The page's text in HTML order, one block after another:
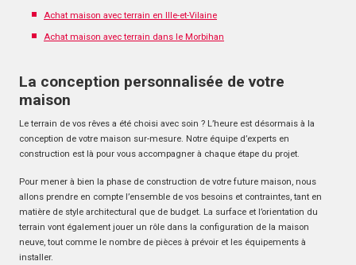
Achat maison avec terrain en Ille-et-Vilaine
Achat maison avec terrain dans le Morbihan
La conception personnalisée de votre
maison
Le terrain de vos rêves a été choisi avec soin ? L’heure est désormais à la
conception de votre maison sur-mesure. Notre équipe d’experts en
construction est là pour vous accompagner à chaque étape du projet.
Pour mener à bien la phase de construction de votre future maison, nous
allons prendre en compte l’ensemble de vos besoins et contraintes, tant en
matière de style architectural que de budget. La surface et l’orientation du
terrain vont également jouer un rôle dans la configuration de la maison
neuve, tout comme le nombre de pièces à prévoir et les équipements à
installer.